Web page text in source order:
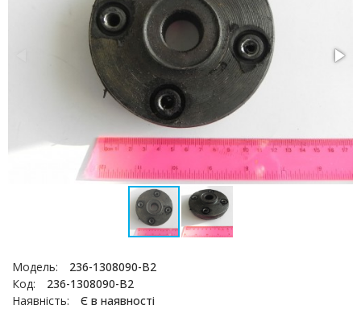
Модель:
236-1308090-В2
Код:
236-1308090-В2
Наявність:
Є в наявності